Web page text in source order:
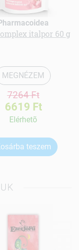
italpor 60 g
MEGNÉZEM
7264 Ft
6619 Ft
Elérhetõ
teszem